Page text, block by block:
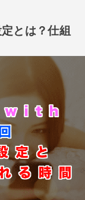
とは？仕組